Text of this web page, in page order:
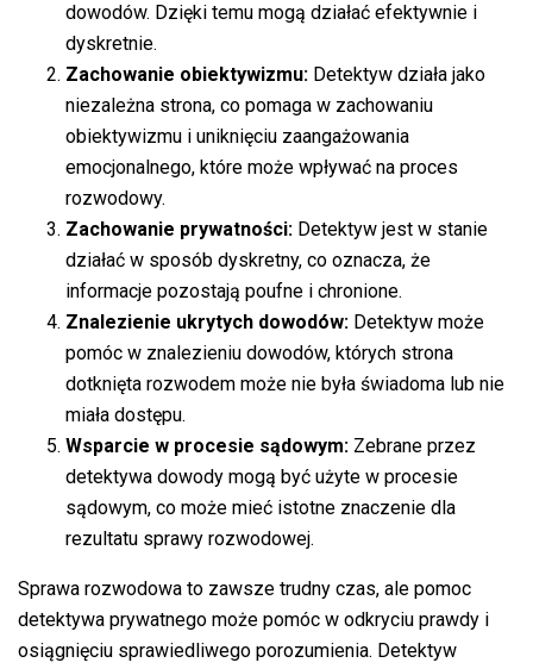
dowodów. Dzięki temu mogą działać efektywnie i
dyskretnie.
Zachowanie obiektywizmu: Detektyw działa jako
niezależna strona, co pomaga w zachowaniu
obiektywizmu i uniknięciu zaangażowania
emocjonalnego, które może wpływać na proces
rozwodowy.
Zachowanie prywatności: Detektyw jest w stanie
działać w sposób dyskretny, co oznacza, że
informacje pozostają poufne i chronione.
Znalezienie ukrytych dowodów: Detektyw może
pomóc w znalezieniu dowodów, których strona
dotknięta rozwodem może nie była świadoma lub nie
miała dostępu.
Wsparcie w procesie sądowym: Zebrane przez
detektywa dowody mogą być użyte w procesie
sądowym, co może mieć istotne znaczenie dla
rezultatu sprawy rozwodowej.
Sprawa rozwodowa to zawsze trudny czas, ale pomoc
detektywa prywatnego może pomóc w odkryciu prawdy i
osiągnięciu sprawiedliwego porozumienia. Detektyw